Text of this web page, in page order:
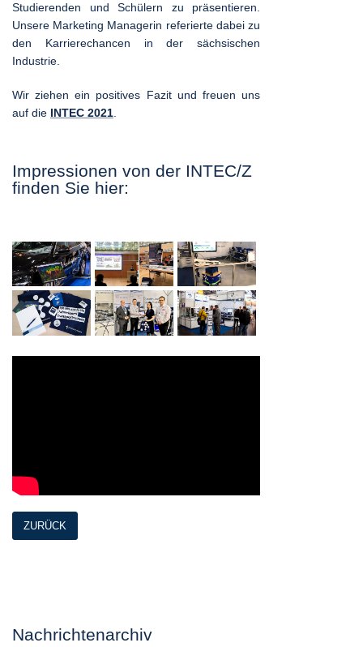
Studierenden und Schülern zu präsentieren.
Unsere Marketing Managerin referierte dabei zu
den Karrierechancen in der sächsischen
Industrie.
Wir ziehen ein positives Fazit und freuen uns
auf die INTEC 2021
Impressionen von der INTEC/Z
finden Sie hier:
ZURÜCK
Nachrichtenarchiv